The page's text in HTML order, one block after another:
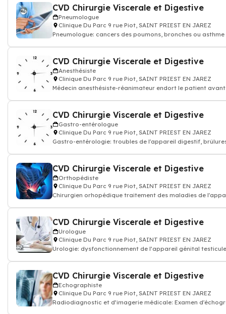
CVD Chirurgie Viscerale et Digestive
Pneumologue
Clinique Du Parc 9 rue Piot, SAINT PRIEST EN JAREZ
Pneumologue: cancers des poumons, bronches ou
CVD Chirurgie Viscerale et Digestive
Anesthésiste
Clinique Du Parc 9 rue Piot, SAINT PRIEST EN JAREZ
Médecin anesthésiste-réanimateur endort le patient avant
CVD Chirurgie Viscerale et Digestive
Gastro-entérologue
Clinique Du Parc 9 rue Piot, SAINT PRIEST EN JAREZ
Gastro-entérologie: troubles de l'appareil digestif,
CVD Chirurgie Viscerale et Digestive
Orthopédiste
Clinique Du Parc 9 rue Piot, SAINT PRIEST EN JAREZ
Chirurgien orhopédique traitement des maladies de
CVD Chirurgie Viscerale et Digestive
Urologue
Clinique Du Parc 9 rue Piot, SAINT PRIEST EN JAREZ
Urologie: dysfonctionnement de l’appareil génital
CVD Chirurgie Viscerale et Digestive
Echographiste
Clinique Du Parc 9 rue Piot, SAINT PRIEST EN JAREZ
Radiodiagnostic et d’imagerie médicale: Examen